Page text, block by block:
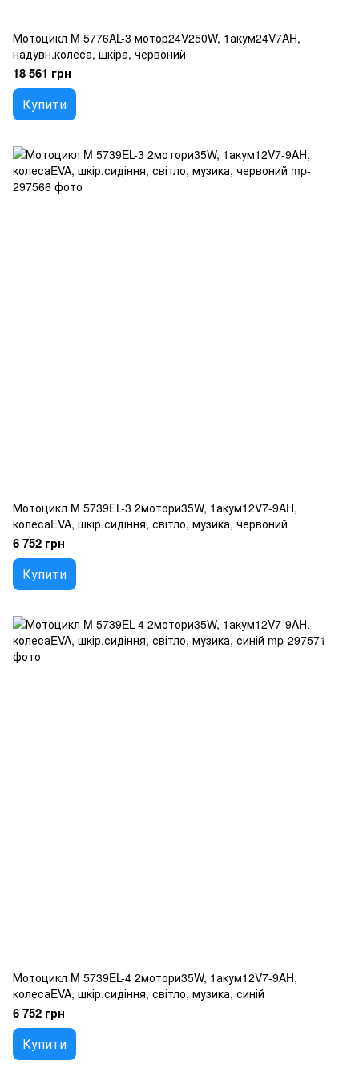
Мотоцикл M 5776AL-3 мотор24V250W, 1акум24V7AH,
надувн.колеса, шкіра, червоний
18 561 грн
Купити
Мотоцикл M 5739EL-3 2мотори35W, 1акум12V7-9AH,
колесаEVA, шкір.сидіння, світло, музика, червоний
6 752 грн
Купити
Мотоцикл M 5739EL-4 2мотори35W, 1акум12V7-9AH,
колесаEVA, шкір.сидіння, світло, музика, синій
6 752 грн
Купити